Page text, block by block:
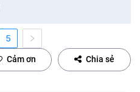
5
Cảm ơn Chia sẻ